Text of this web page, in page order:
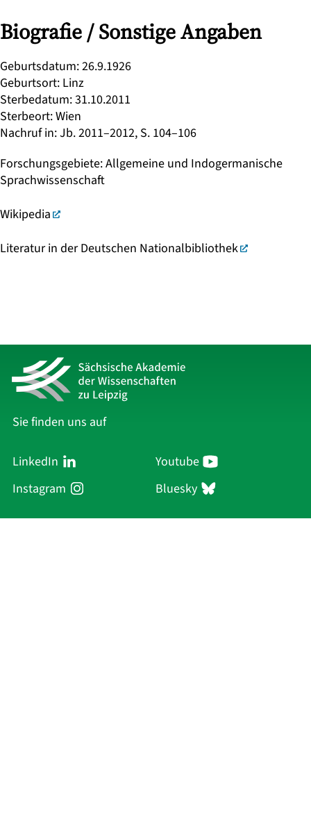
Biografie / Sonstige Angaben
Geburtsdatum:26.9.1926
Geburtsort: Linz
Sterbedatum:31.10.2011
Sterbeort:Wien
Nachruf in:Jb. 2011–2012, S. 104–106
Forschungsgebiete:Allgemeine und Indogermanische
Sprachwissenschaft
Wikipedia
Literatur in der Deutschen Nationalbibliothek
Sie finden uns auf
LinkedIn
Youtube
Instagram
Bluesky